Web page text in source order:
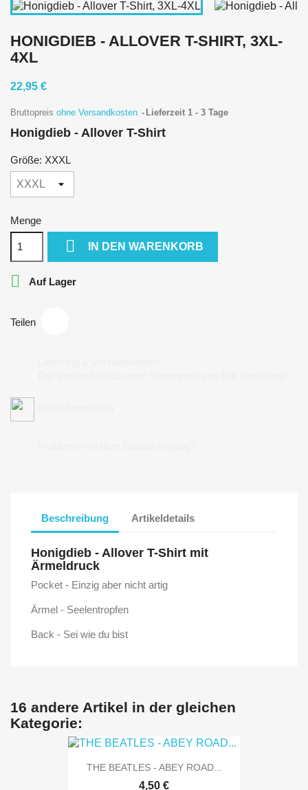
HONIGDIEB - ALLOVER T-SHIRT, 3XL-
4XL
22,95 €
Bruttopreis ohne Versandkosten Lieferzeit 1 - 3 Tage
Honigdieb - Allover T-Shirt
Größe: XXXL
Menge
 IN DEN WARENKORB
 Auf Lager
Teilen
Beschreibung Artikeldetails
Honigdieb - Allover T-Shirt mit
Ärmeldruck
Pocket - Einzig aber nicht artig
Ärmel - Seelentropfen
Back - Sei wie du bist
16 andere Artikel in der gleichen
Kategorie:
THE BEATLES - ABEY ROAD...
4,50 €